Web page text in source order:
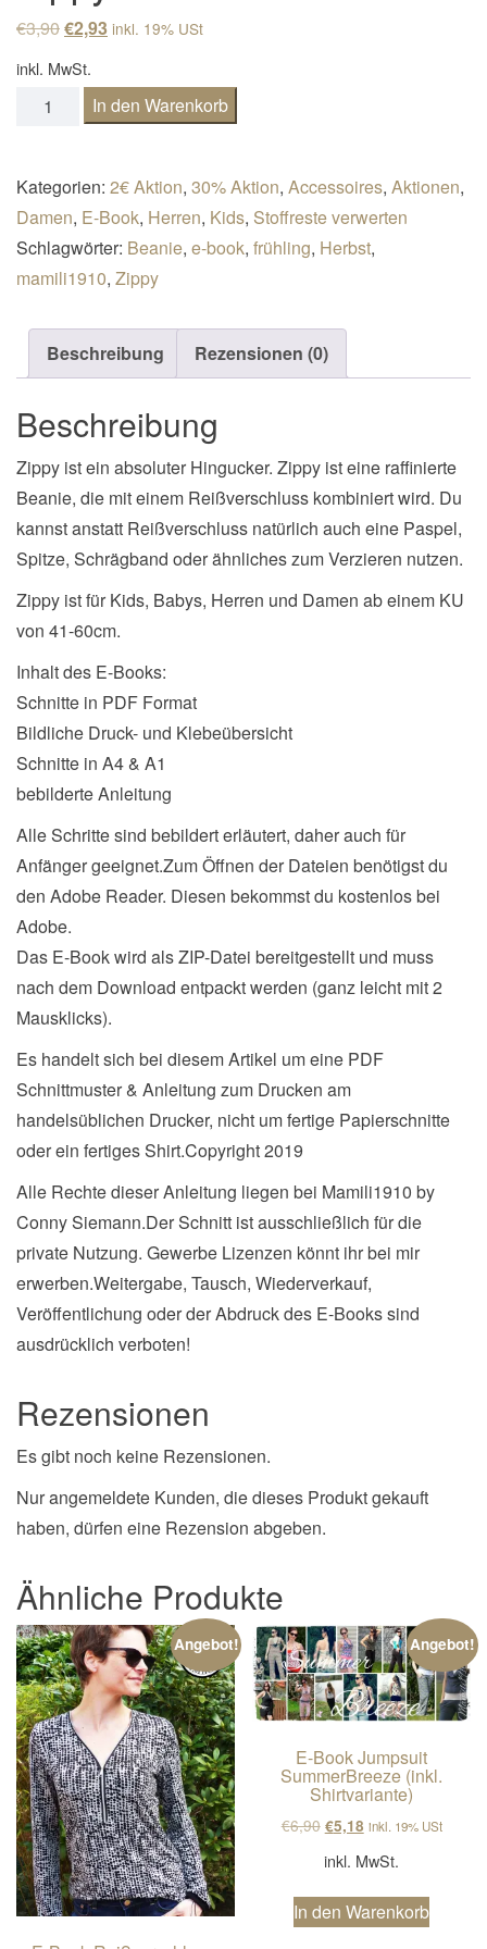
€3,90Ursprünglicher Preis war: €3,90
€2,93Aktueller Preis ist: €2,93.
inkl. 19% USt
inkl. MwSt.
Reißverschluss-Beanie Zippy KU 41-60 Menge
In den Warenkorb
Kategorien: 2€ Aktion, 30% Aktion, Accessoires, Aktionen,
Damen, E-Book, Herren, Kids, Stoffreste verwerten
Schlagwörter: Beanie, e-book, frühling, Herbst,
mamili1910, Zippy
Beschreibung Rezensionen (0)
Beschreibung
Zippy ist ein absoluter Hingucker. Zippy ist eine raffinierte
Beanie, die mit einem Reißverschluss kombiniert wird. Du
kannst anstatt Reißverschluss natürlich auch eine Paspel,
Spitze, Schrägband oder ähnliches zum Verzieren nutzen.
Zippy ist für Kids, Babys, Herren und Damen ab einem KU
von 41-60cm.
Inhalt des E-Books:
Schnitte in PDF Format
Bildliche Druck- und Klebeübersicht
Schnitte in A4 & A1
bebilderte Anleitung
Alle Schritte sind bebildert erläutert, daher auch für
Anfänger geeignet.Zum Öffnen der Dateien benötigst du
den Adobe Reader. Diesen bekommst du kostenlos bei
Adobe.
Das E-Book wird als ZIP-Datei bereitgestellt und muss
nach dem Download entpackt werden (ganz leicht mit 2
Mausklicks).
Es handelt sich bei diesem Artikel um eine PDF
Schnittmuster & Anleitung zum Drucken am
handelsüblichen Drucker, nicht um fertige Papierschnitte
oder ein fertiges Shirt.Copyright 2019
Alle Rechte dieser Anleitung liegen bei Mamili1910 by
Conny Siemann.Der Schnitt ist ausschließlich für die
private Nutzung. Gewerbe Lizenzen könnt ihr bei mir
erwerben.Weitergabe, Tausch, Wiederverkauf,
Veröffentlichung oder der Abdruck des E-Books sind
ausdrücklich verboten!
Rezensionen
Es gibt noch keine Rezensionen.
Nur angemeldete Kunden, die dieses Produkt gekauft
haben, dürfen eine Rezension abgeben.
Ähnliche Produkte
Angebot! Angebot!
E-Book Jumpsuit
SummerBreeze (inkl.
Shirtvariante)
€6,90 Ursprünglicher Preis
€5,18Aktueller Preis
inkl. 19% USt
inkl. MwSt.
In den Warenkorb